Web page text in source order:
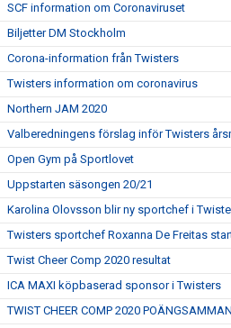
SCF information om Coronaviruset
Biljetter DM Stockholm
Corona-information från Twisters
Twisters information om coronavirus
Northern JAM 2020
Valberedningens förslag inför Twisters
Open Gym på Sportlovet
Uppstarten säsongen 20/21
Karolina Olovsson blir ny sportchef i
Twisters sportchef Roxanna De Freitas
Twist Cheer Comp 2020 resultat
ICA MAXI köpbaserad sponsor i Twisters
TWIST CHEER COMP 2020